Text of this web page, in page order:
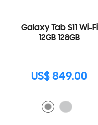
Galaxy Tab S11 Wi-Fi
12GB 128GB
US$ 849.00